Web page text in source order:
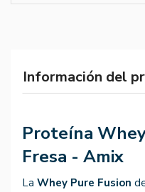
Información del
Proteína
Fresa - Amix
La Whey Pure Fusion